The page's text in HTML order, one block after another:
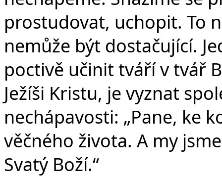
prostudovat, uchopit. To
nemůže být dostačující.
poctivě učinit tváří v tvář
Ježíši Kristu, je vyznat
nechápavosti: „Pane, ke
věčného života. A my
Svatý Boží.“